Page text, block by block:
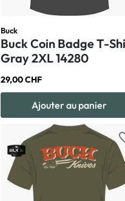
Buck
Buck Coin Badge T-
Gray 2XL 14280
29,00 CHF
Ajouter au panier